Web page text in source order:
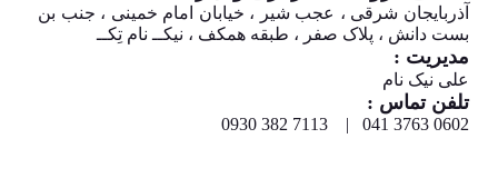
آذربایجان شرقی ، عجب شیر ، خیابان امام خمینی ، جنب بن
بست دانش ، پلاک صفر ، طبقه همکف ، نیکــ نام تِکــ
مدیریت :
علی نیک نام
تلفن تماس :
0602 3763 041 | 7113 382 0930